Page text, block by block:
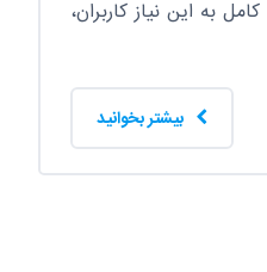
به این نیاز کاربران،